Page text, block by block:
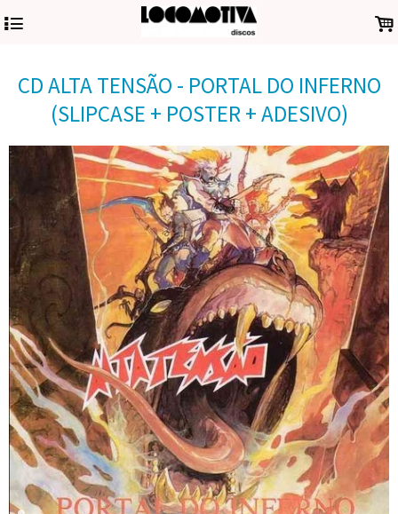
4 .
CD ALTA TENSÃO - PORTAL DO INFERNO
(SLIPCASE + POSTER + ADESIVO)